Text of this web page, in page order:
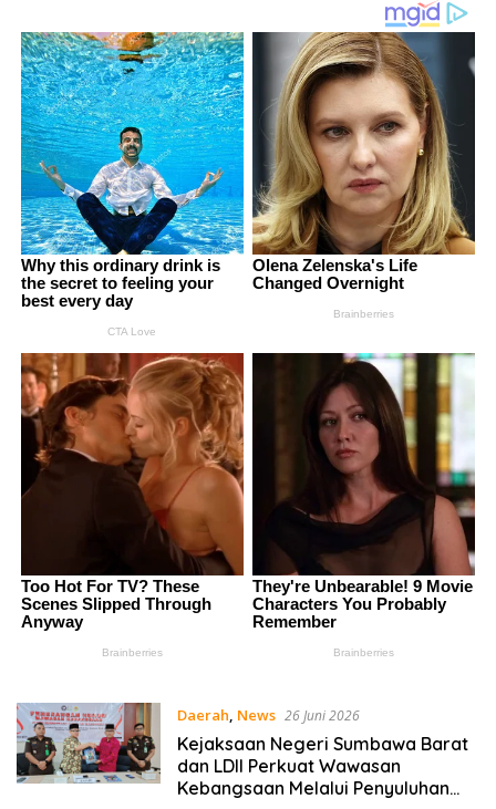
Daerah, News 26 Juni 2026
Kejaksaan Negeri Sumbawa Barat
dan LDII Perkuat Wawasan
Kebangsaan Melalui Penyuluhan